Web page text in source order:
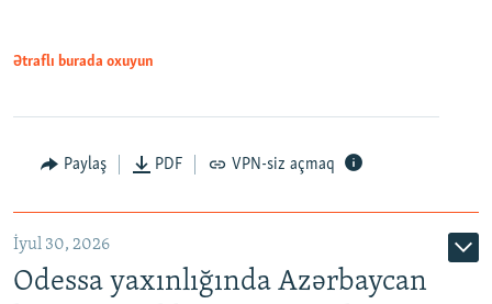
Ətraflı burada oxuyun
Paylaş PDF VPN-siz açmaq
İyul 30, 2026
Odessa yaxınlığında Azərbaycan